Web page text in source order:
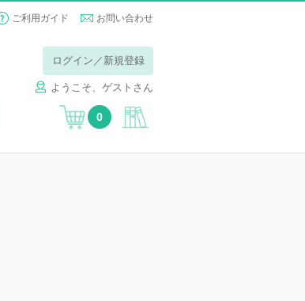
ご利用ガイド お問い合わせ
ログイン／新規登録
ようこそ、ゲストさん
0